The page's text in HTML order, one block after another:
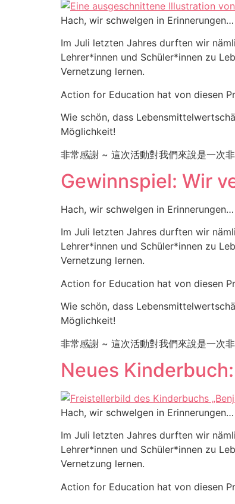
Hach, wir schwelgen in Erinnerungen…
Im Juli letzten Jahres durften wir
Lehrer*innen und Schüler*innen zu
Vernetzung lernen.
Action for Education hat von diesen
Wie schön, dass
Möglichkeit!
非常感謝 ~ 這次活動對我們來說是一次
Gewinnspiel: Wir
Hach, wir schwelgen in Erinnerungen…
Im Juli letzten Jahres durften wir
Lehrer*innen und Schüler*innen zu
Vernetzung lernen.
Action for Education hat von diesen
Wie schön, dass
Möglichkeit!
非常感謝 ~ 這次活動對我們來說是一次
Neues
Hach, wir schwelgen in Erinnerungen…
Im Juli letzten Jahres durften wir
Lehrer*innen und Schüler*innen zu
Vernetzung lernen.
Action for Education hat von diesen